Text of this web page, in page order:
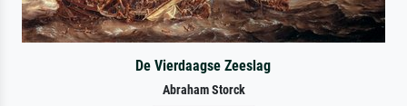
De Vierdaagse Zeeslag
Abraham Storck